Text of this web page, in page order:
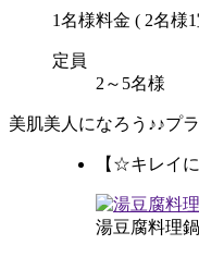
1名様料金 ( 2名様
定員
2～5名様
美肌美人になろう♪♪プ
【☆キレイ
湯豆腐料理鍋